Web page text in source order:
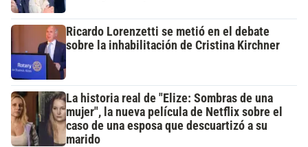
Ricardo Lorenzetti se metió en el debate
sobre la inhabilitación de Cristina Kirchner
La historia real de "Elize: Sombras de una
mujer", la nueva película de Netflix sobre el
caso de una esposa que descuartizó a su
marido